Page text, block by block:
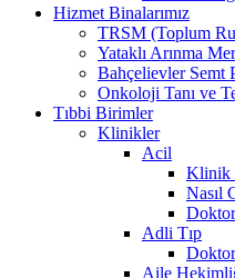
Hizmet Binalarımız
TRSM (Toplum
Yataklı Arınma
Bahçelievler Semt
Onkoloji Tanı ve
Tıbbi Birimler
Klinikler
Acil
Klinik
Nasıl
Adli Tıp
Aile